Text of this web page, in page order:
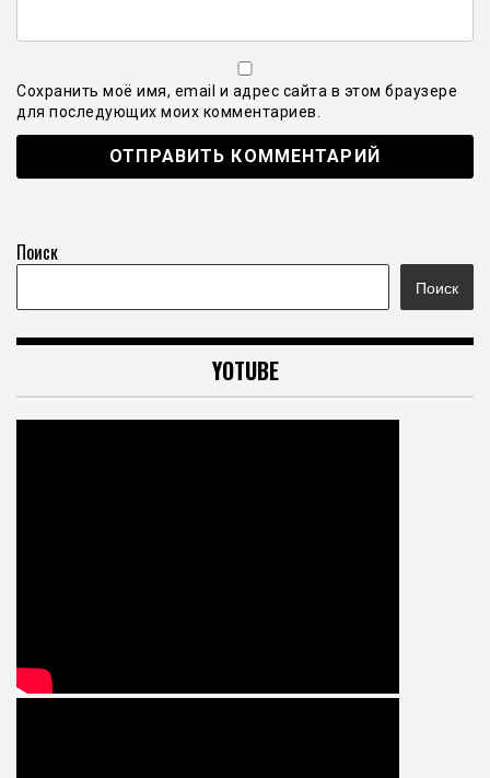
Сохранить моё имя, email и адрес сайта в этом браузере
для последующих моих комментариев.
Поиск
Поиск
YOTUBE